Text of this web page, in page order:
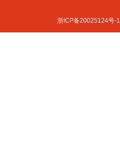
浙ICP备20025124号-1